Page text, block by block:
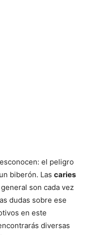
el peligro
biberón. Las caries
son cada vez
dudas sobre ese
en este
diversas